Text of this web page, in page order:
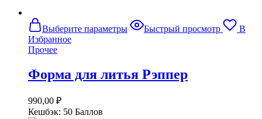
Выберите параметры
Этот
товар
Опции
Быстрый просмотр
В
Избранное
Прочее
Форма для литья Рэппер
990,00 ₽
Кешбэк: 50 Баллов